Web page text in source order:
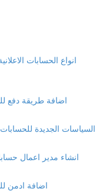
انواع الحسابات
اضافة طريقة دفع
السياسات الجديدة للحسابات
انشاء مدير اعمال
اضافة ادمن